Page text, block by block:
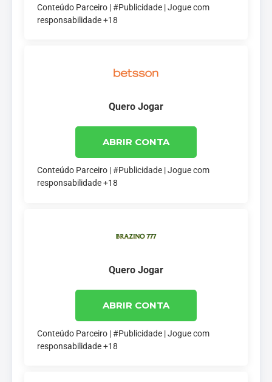
Conteúdo Parceiro | #Publicidade | Jogue com
responsabilidade +18
Quero Jogar
ABRIR CONTA
Conteúdo Parceiro | #Publicidade | Jogue com
responsabilidade +18
Quero Jogar
ABRIR CONTA
Conteúdo Parceiro | #Publicidade | Jogue com
responsabilidade +18